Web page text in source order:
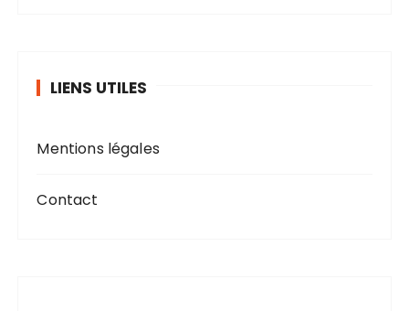
LIENS UTILES
Mentions légales
Contact